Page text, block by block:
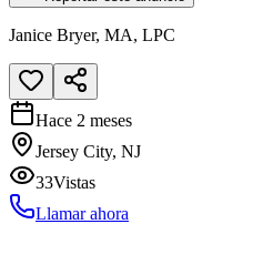
Janice Bryer, MA, LPC
Hace 2 meses
Jersey City, NJ
33Vistas
Llamar ahora